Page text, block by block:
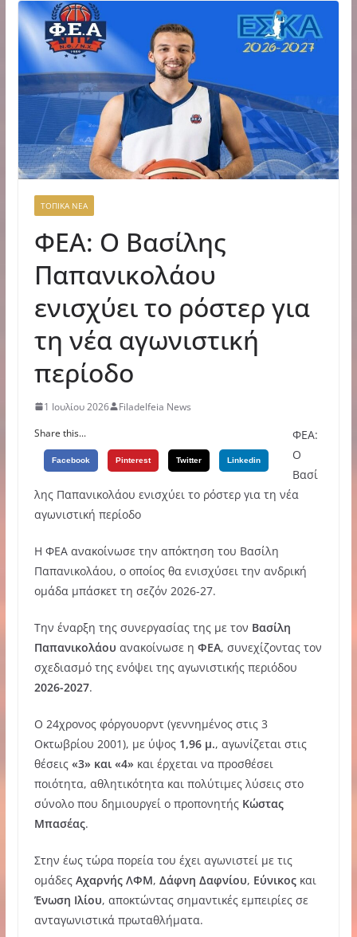
ΤΟΠΙΚΑ ΝΕΑ
ΦΕΑ: Ο Βασίλης
Παπανικολάου
ενισχύει το ρόστερ για
τη νέα αγωνιστική
περίοδο
1 Ιουλίου 2026
Filadelfeia News
Share this...
Facebook Pinterest Twitter Linkedin
ΦΕΑ:
Ο
Βασί
λης Παπανικολάου ενισχύει το ρόστερ για τη νέα
αγωνιστική περίοδο
Η ΦΕΑ ανακοίνωσε την απόκτηση του Βασίλη
Παπανικολάου, ο οποίος θα ενισχύσει την ανδρική
ομάδα μπάσκετ τη σεζόν 2026-27.
Την έναρξη της συνεργασίας της με τον Βασίλη
Παπανικολάου ανακοίνωσε η ΦΕΑ, συνεχίζοντας τον
σχεδιασμό της ενόψει της αγωνιστικής περιόδου
2026-2027.
Ο 24χρονος φόργουορντ (γεννημένος στις 3
Οκτωβρίου 2001), με ύψος 1,96 μ., αγωνίζεται στις
θέσεις «3» και «4» και έρχεται να προσθέσει
ποιότητα, αθλητικότητα και πολύτιμες λύσεις στο
σύνολο που δημιουργεί ο προπονητής Κώστας
Μπασέας.
Στην έως τώρα πορεία του έχει αγωνιστεί με τις
ομάδες Αχαρνής ΛΦΜ, Δάφνη Δαφνίου, Εύνικοςκαι
Ένωση Ιλίου, αποκτώντας σημαντικές εμπειρίες σε
ανταγωνιστικά πρωταθλήματα.